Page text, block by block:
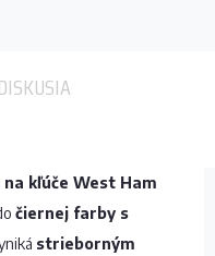
DISKUSIA
kľúče West Ham
čiernej farby s
strieborným